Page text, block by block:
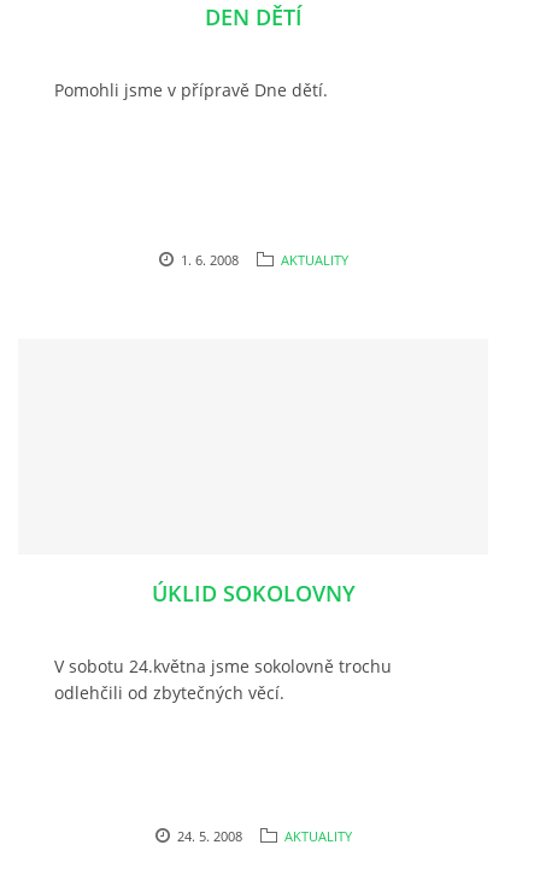
DEN DĚTÍ
Pomohli jsme v přípravě Dne dětí.
1. 6. 2008 AKTUALITY
ÚKLID SOKOLOVNY
V sobotu 24.května jsme sokolovně trochu
odlehčili od zbytečných věcí.
24. 5. 2008 AKTUALITY